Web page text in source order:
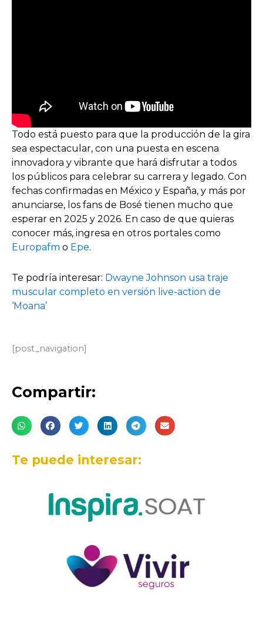
Todo está puesto para que la producción de la gira
sea espectacular, con una puesta en escena
innovadora y vibrante que hará disfrutar a todos
los públicos para celebrar su carrera y legado. Con
fechas confirmadas en México y España, y más por
anunciarse, los fans de Bosé tienen mucho que
esperar en 2025 y 2026. En caso de que quieras
conocer más, ingresa en otros portales como
Europafm o Epe.
Te podría interesar: Dwayne Johnson usa traje
muscular completo en versión live-action de
‘Moana’
[post_navigation]
Compartir:
Te puede interesar: